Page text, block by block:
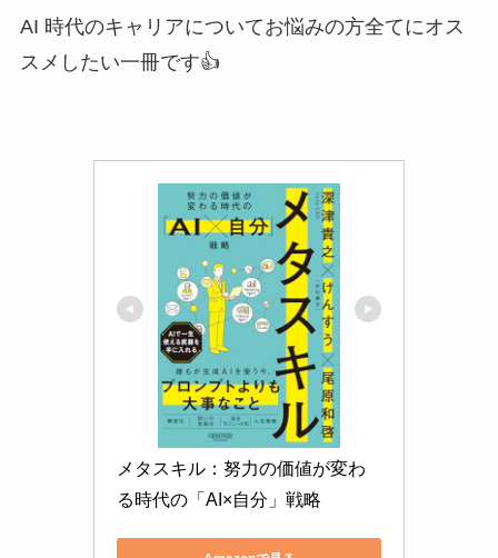
AI 時代のキャリアについてお悩みの方全てにオス
スメしたい一冊です👍️
メタスキル：努力の価値が変わ
る時代の「AI×自分」戦略